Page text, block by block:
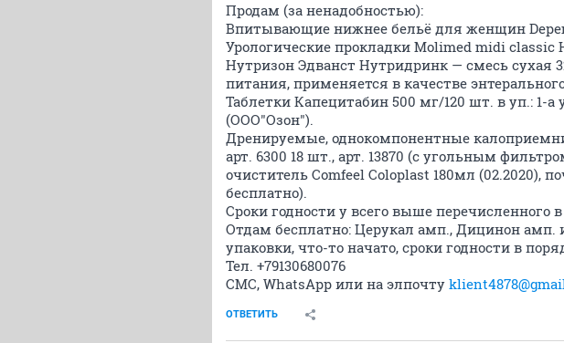
Продам (за ненадобностью):
Впитывающие нижнее бельё для женщин
Урологические прокладки Molimed midi classic
Нутризон Эдванст Нутридринк — смесь сухая
питания, применяется в качестве
Таблетки Капецитабин 500 мг/120 шт. в уп.: 1-а
(ООО"Озон").
Дренируемые, однокомпонентные
арт. 6300 18 шт., арт. 13870 (с угольным
очиститель Comfeel Coloplast 180мл (02.2020),
бесплатно).
Сроки годности у всего выше перечисленного
Отдам бесплатно: Церукал амп., Дицинон амп.
упаковки, что-то начато, сроки годности в
Тел. +79130680076
СМС, WhatsApp или на элпочту
ОТВЕТИТЬ